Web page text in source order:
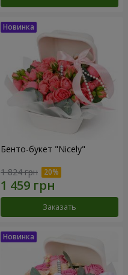
Бенто-букет "Nicely"
1 824 грн
Заказать